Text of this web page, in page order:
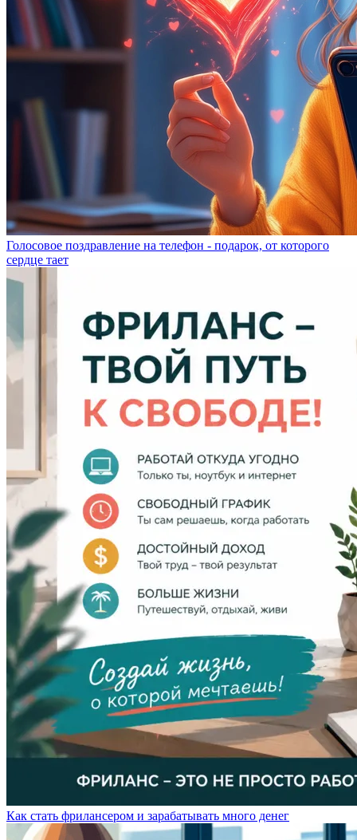
Голосовое поздравление на телефон - подарок, от которого
сердце тает
Как стать фрилансером и зарабатывать много денег